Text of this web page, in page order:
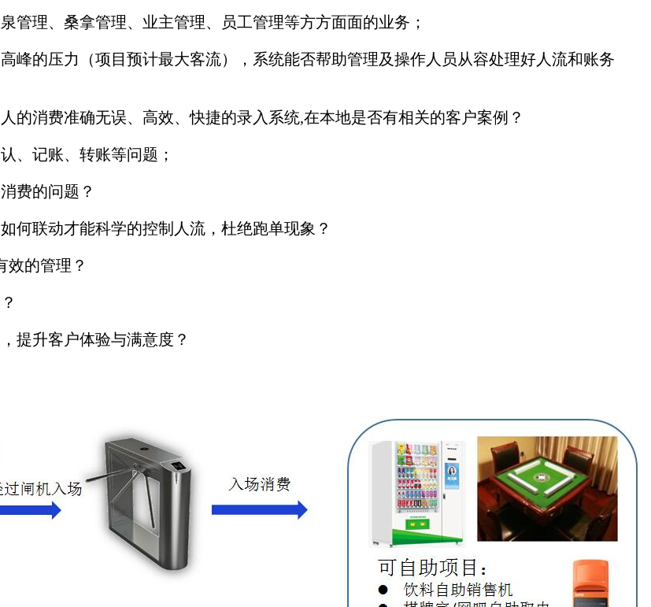
管理、桑拿管理、业主管理、员工管理等方方面面的业务；
峰的压力（项目预计最大客流），系统能否帮助管理及操作人员从容处理好人流和账务
的消费准确无误、高效、快捷的录入系统,在本地是否有相关的客户案例？
、记账、转账等问题；
费的问题？
何联动才能科学的控制人流，杜绝跑单现象？
效的管理？
提升客户体验与满意度？